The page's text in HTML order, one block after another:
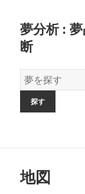
夢分析 :
断
夢
の
地図